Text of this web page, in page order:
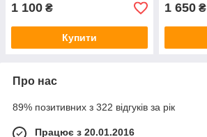
1 100 ₴
Купити
1 650 ₴
Про нас
89% позитивних з 322 відгуків за рік
Працює з 20.01.2016